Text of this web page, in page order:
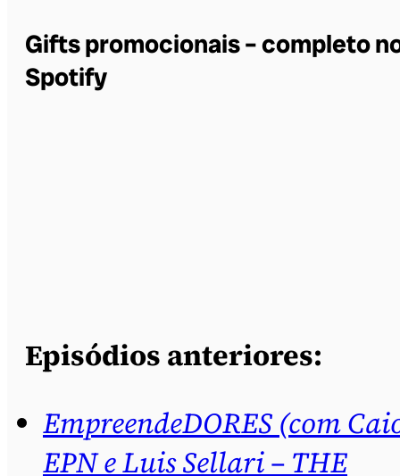
Gifts promocionais – completo
Spotify
Episódios anteriores:
EmpreendeDORES (com
EPN e Luis Sellari – THE